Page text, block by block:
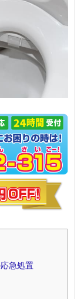
急処置